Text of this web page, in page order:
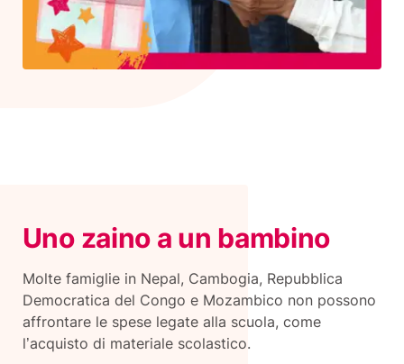
Uno zaino a un bambino
Molte famiglie in Nepal, Cambogia, Repubblica
Democratica del Congo e Mozambico non possono
affrontare le spese legate alla scuola, come
l’acquisto di materiale scolastico.